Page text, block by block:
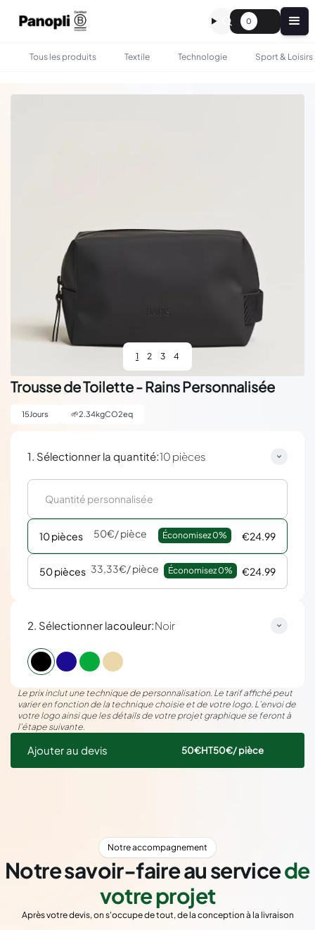
0
Tous les produits Textile Technologie Sport & Loisirs
1 2 3 4
Trousse de Toilette - Rains Personnalisée
15 Jours 🌱2.34kgCO2eq
1. Sélectionner la quantité:10 pièces
10 pièces 50€/ pièce Économisez 0% €24.99
50 pièces 33,33€/ pièce Économisez 0% €24.99
2. Sélectionner lacouleur:Noir
Le prix inclut une technique de personnalisation. Le tarif affiché peut
varier en fonction de la technique choisie et de votre logo. L’envoi de
votre logo ainsi que les détails de votre projet graphique se feront à
l’étape suivante.
Ajouter au devis 50€HT50€/ pièce
Notre accompagnement
Notre savoir-faire au servicede
votre projet
Après votre devis, on s'occupe de tout, de la conception à la livraison